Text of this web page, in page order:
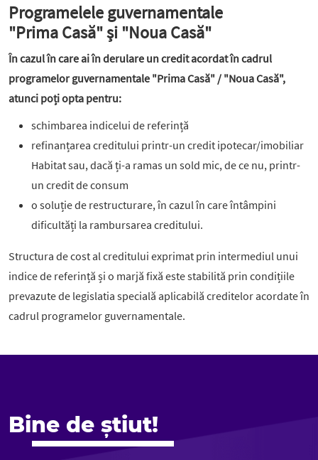
Programelele guvernamentale
"Prima Casă" și "Noua Casă"
În cazul în care ai în derulare un credit acordat în cadrul
programelor guvernamentale "Prima Casă" / "Noua Casă",
atunci poți opta pentru:
schimbarea indicelui de referință
refinanțarea creditului printr-un credit ipotecar/imobiliar
Habitat sau, dacă ți-a ramas un sold mic, de ce nu, printr-
un credit de consum
o soluție de restructurare, în cazul în care întâmpini
dificultăți la rambursarea creditului.
Structura de cost al creditului exprimat prin intermediul unui
indice de referință și o marjă fixă este stabilită prin condițiile
prevazute de legislatia specială aplicabilă creditelor acordate în
cadrul programelor guvernamentale.
Bine de știut!